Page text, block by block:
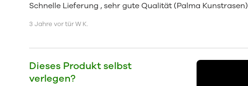
Schnelle Lieferung , sehr gute Qualität (Palma Kunstrasen)
3 Jahre vor tür W K.
Dieses Produkt selbst
verlegen?